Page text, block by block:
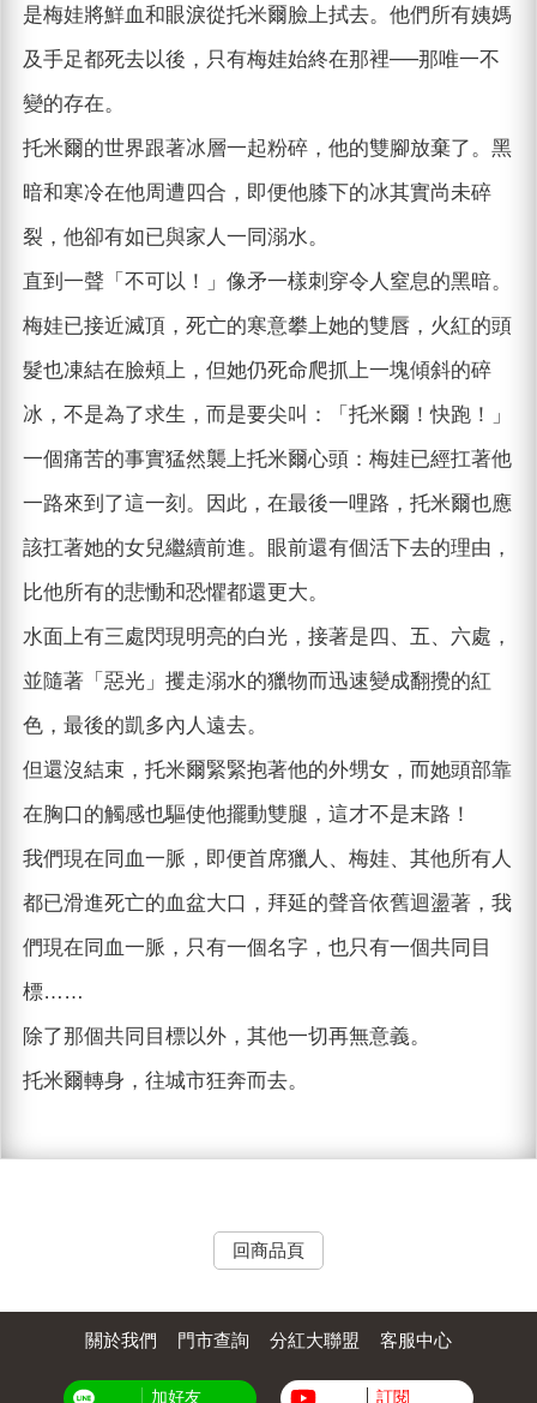
是梅娃將鮮血和眼淚從托米爾臉上拭去。他們所有姨媽
及手足都死去以後，只有梅娃始終在那裡──那唯一不
變的存在。
托米爾的世界跟著冰層一起粉碎，他的雙腳放棄了。黑
暗和寒冷在他周遭四合，即便他膝下的冰其實尚未碎
裂，他卻有如已與家人一同溺水。
直到一聲「不可以！」像矛一樣刺穿令人窒息的黑暗。
梅娃已接近滅頂，死亡的寒意攀上她的雙唇，火紅的頭
髮也凍結在臉頰上，但她仍死命爬抓上一塊傾斜的碎
冰，不是為了求生，而是要尖叫：「托米爾！快跑！」
一個痛苦的事實猛然襲上托米爾心頭：梅娃已經扛著他
一路來到了這一刻。因此，在最後一哩路，托米爾也應
該扛著她的女兒繼續前進。眼前還有個活下去的理由，
比他所有的悲慟和恐懼都還更大。
水面上有三處閃現明亮的白光，接著是四、五、六處，
並隨著「惡光」攫走溺水的獵物而迅速變成翻攪的紅
色，最後的凱多內人遠去。
但還沒結束，托米爾緊緊抱著他的外甥女，而她頭部靠
在胸口的觸感也驅使他擺動雙腿，這才不是末路！
我們現在同血一脈，即便首席獵人、梅娃、其他所有人
都已滑進死亡的血盆大口，拜延的聲音依舊迴盪著，我
們現在同血一脈，只有一個名字，也只有一個共同目
標……
除了那個共同目標以外，其他一切再無意義。
托米爾轉身，往城市狂奔而去。
回商品頁
關於我們 門市查詢 分紅大聯盟 客服中心
加好友 訂閱